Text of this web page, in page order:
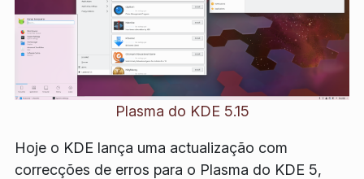
Plasma do KDE 5.15
Hoje o KDE lança uma actualização com
correcções de erros para o Plasma do KDE 5,